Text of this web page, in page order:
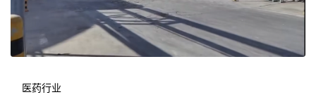
医药行业